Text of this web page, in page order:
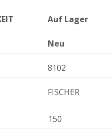
Auf Lager
Neu
8102
FISCHER
150